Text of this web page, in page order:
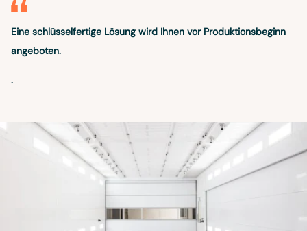
Eine schlüsselfertige Lösung wird Ihnen vor Produktionsbeginn
angeboten.
.